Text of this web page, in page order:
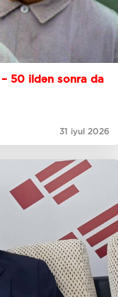
– 50 ildən sonra da
31 iyul 2026